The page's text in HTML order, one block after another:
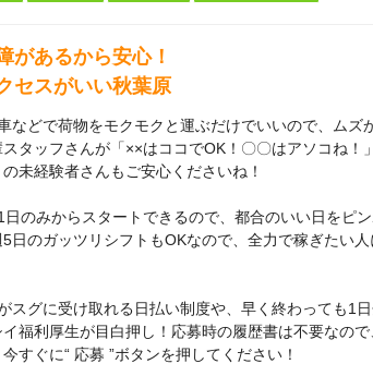
があるから安心！
セスがいい秋葉原
などで荷物をモクモクと運ぶだけでいいので、ムズ
タッフさんが「××はココでOK！〇〇はアソコね！」
未経験者さんもご安心くださいね！
のみからスタートできるので、都合のいい日をピ
日のガッツリシフトもOKなので、全力で稼ぎたい人
スグに受け取れる日払い制度や、早く終わっても1
福利厚生が目白押し！応募時の履歴書は不要なので
すぐに“ 応募 ”ボタンを押してください！